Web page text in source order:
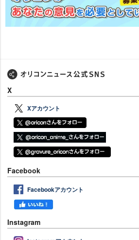
X
Xアカウント
Facebook
Facebookアカウント
Instagram